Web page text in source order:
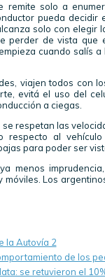
solo a
pueda decidir
solo con elegir
perder de vista que
cuando salís
viajen todos con
evitá el uso del
a ciegas.
respetan las
respecto al
para poder ser
menos
Los
la Autovía 2
de los
se retuvieron el